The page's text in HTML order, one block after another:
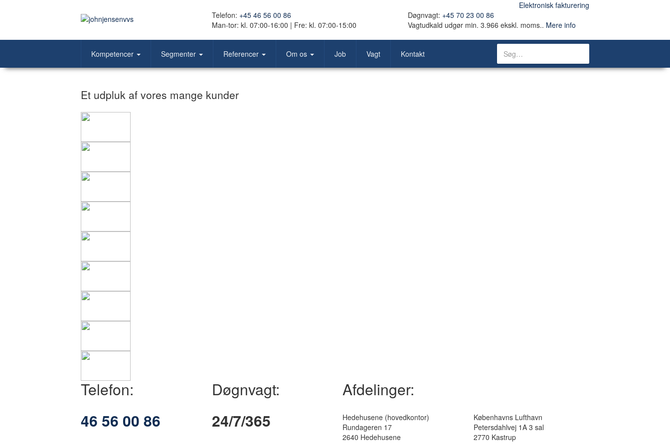
Elektronisk fakturering
Telefon: +45 46 56 00 86
Man-tor: kl. 07:00-16:00 | Fre: ​kl. 07:00-15​:00
Døgnvagt: +45 70 23 00 86
Vagtudkald udgør min. 3.966 ekskl. moms.. Mere info
Kompetencer Segmenter Referencer Om os Job Vagt Kontakt
Et udpluk af vores mange kunder
Telefon:
46 56 00 86
Døgnvagt:
24/7/365
Afdelinger:
Hedehusene (hovedkontor)
Rundageren 17
2640 Hedehusene
Københavns Lufthavn
Petersdahlvej 1A 3 sal
2770 Kastrup